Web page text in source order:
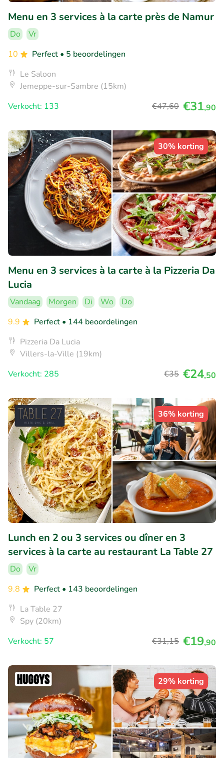
Menu en 3 services à la carte près de Namur
Do
Vr
10
Perfect • 5 beoordelingen
Le Saloon
Jemeppe-sur-Sambre (15km)
Verkocht: 133
€47,60 €31,90
30% korting
Menu en 3 services à la carte à la Pizzeria Da
Lucia
Vandaag Morgen Di Wo
Do
9.9
Perfect • 144 beoordelingen
Pizzeria Da Lucia
Villers-la-Ville (19km)
Verkocht: 285
€35 €24,50
36% korting
Lunch en 2 ou 3 services ou dîner en 3
services à la carte au restaurant La Table 27
Do
Vr
9.8
Perfect • 143 beoordelingen
La Table 27
Spy (20km)
Verkocht: 57
€31,15 €19,90
29% korting